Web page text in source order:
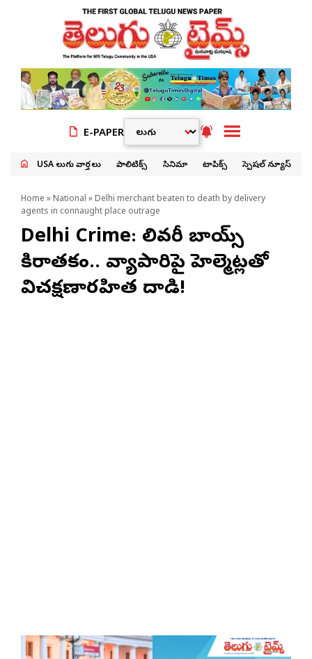
E-PAPER
USA తెలుగు వార్తలు పాలిటిక్స్ సినిమా టాపిక్స్ స్పెషల్ న్యూస్
Home » National » Delhi merchant beaten to death by delivery
agents in connaught place outrage
Delhi Crime: డెలివరీ బాయ్స్
కిరాతకం.. వ్యాపారిపై హెల్మెట్లతో
విచక్షణారహిత దాడి!